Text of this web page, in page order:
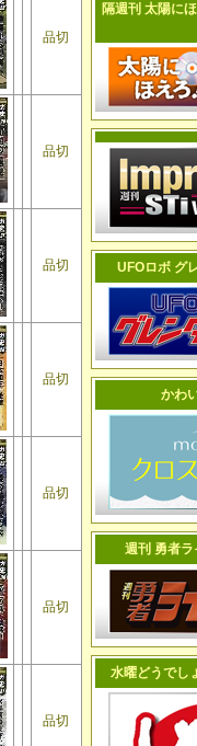
品切
品切
品切
品切
品切
品切
品切
隔週刊 太陽に
UFOロボ グ
かわ
週刊 勇者
水曜どうでし